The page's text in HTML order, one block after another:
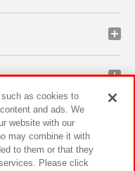
as cookies to
and ads. We
website with our
may combine it with
to them or that they
Please click